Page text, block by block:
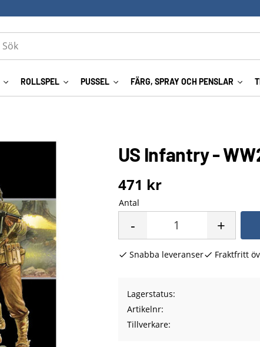
ROLLSPEL PUSSEL FÄRG, SPRAY OCH PENSLAR
US Infantry -
471 kr
Antal
+
-
Snabba leveranser Fraktfritt
Lagerstatus
Artikelnr
Tillverkare